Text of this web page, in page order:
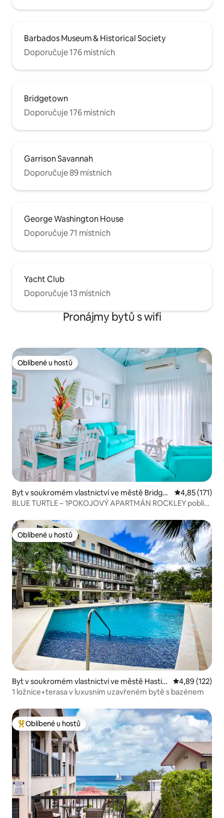
Barbados Museum & Historical Society
Doporučuje 176 místních
Bridgetown
Doporučuje 176 místních
Garrison Savannah
Doporučuje 89 místních
George Washington House
Doporučuje 71 místních
Yacht Club
Doporučuje 13 místních
Pronájmy bytů s wifi
Oblíbené u hostů
Oblíbené u hostů
Byt v soukromém vlastnictví ve městě Bridget
own
Průměrné
4,85 (171)
BLUE TURTLE – 1POKOJOVÝ APARTMÁN ROCKLEY poblíž
Oblíbené u hostů
Oblíbené u hostů
Byt v soukromém vlastnictví ve městě Hastin
gs
Průměrné
4,89 (122)
1 ložnice+terasa v luxusním uzavřeném bytě s bazénem
Nejlepší v kategorii Oblíbené u hostů
Oblíbené u hostů